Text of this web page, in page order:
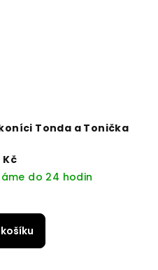
Tonda a Tonička
Kč
do 24 hodin